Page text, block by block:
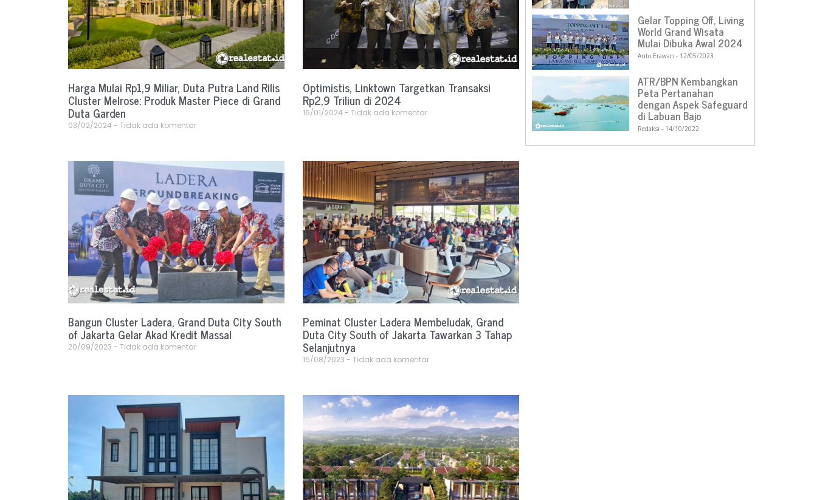
Harga Mulai Rp1,9 Miliar, Duta Putra Land Rilis
Cluster Melrose: Produk Master Piece di Grand
Duta Garden
03/02/2024 Tidak ada komentar
Optimistis, Linktown Targetkan Transaksi
Rp2,9 Triliun di 2024
16/01/2024 Tidak ada komentar
Bangun Cluster Ladera, Grand Duta City South
of Jakarta Gelar Akad Kredit Massal
20/09/2023 Tidak ada komentar
Peminat Cluster Ladera Membeludak, Grand
Duta City South of Jakarta Tawarkan 3 Tahap
Selanjutnya
15/08/2023 Tidak ada komentar
Gelar Topping Off, Living
World Grand Wisata
Mulai Dibuka Awal 2024
Anto Erawan 12/05/2023
ATR/BPN Kembangkan
Peta Pertanahan
dengan Aspek Safeguard
di Labuan Bajo
Redaksi 14/10/2022